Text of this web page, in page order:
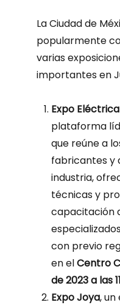
La Ciudad de
popularmente
varias
importantes en
Expo
plataforma
que reúne a
fabricantes y
industria,
técnicas y
capacitación
con previo
en elCentro
de 2023 a las
Expo Joya,